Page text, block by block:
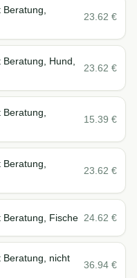
23.62 €
Hund,
23.62 €
15.39 €
23.62 €
Beratung, Fische 24.62 €
Beratung, nicht
36.94 €